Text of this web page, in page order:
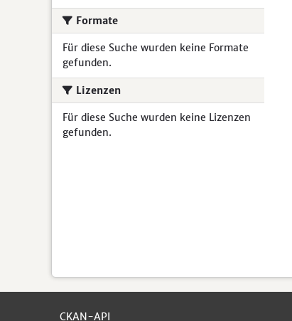
Formate
Für diese Suche wurden keine Formate
gefunden.
Lizenzen
Für diese Suche wurden keine Lizenzen
gefunden.
CKAN-API